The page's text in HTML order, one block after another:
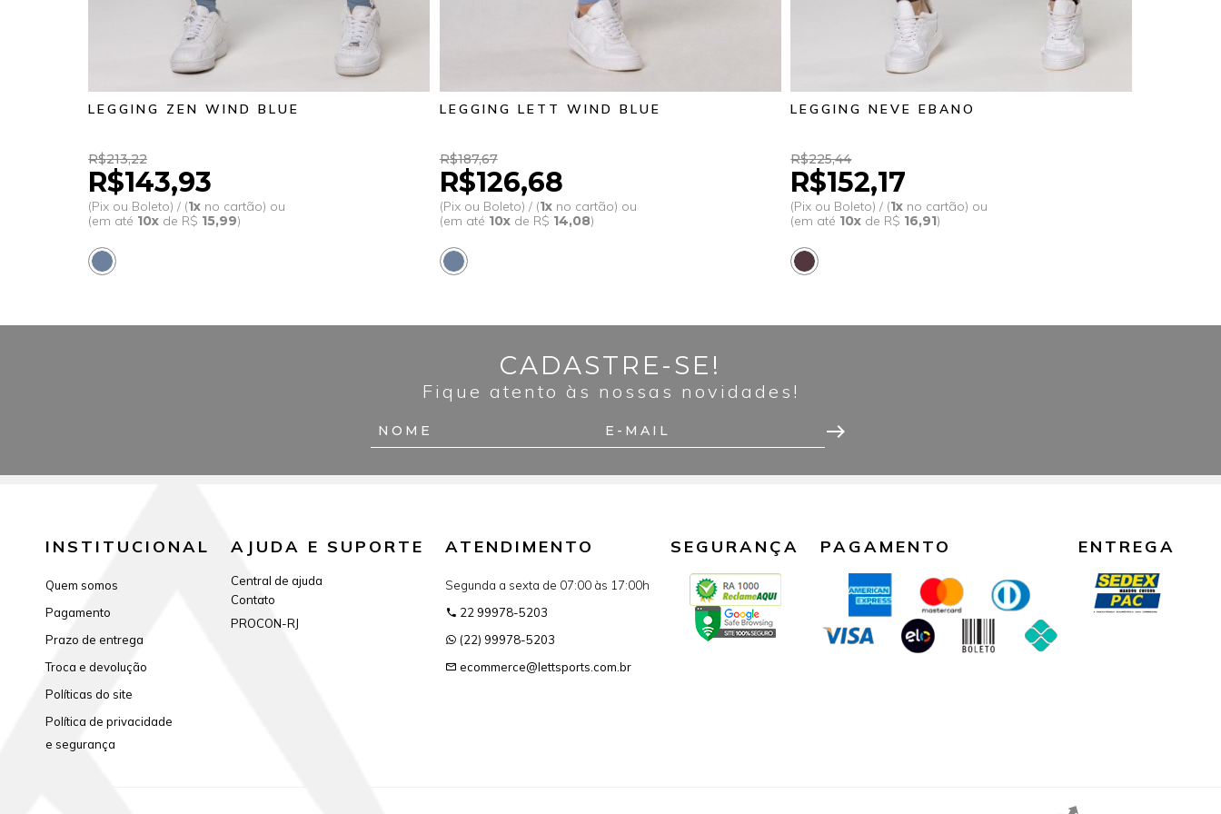
LEGGING ZEN WIND BLUE
R$213,22
R$143,93
(Pix ou Boleto) / (1x no cartão) ou
(em até 10x de R$ 15,99)
LEGGING LETT WIND BLUE
R$187,67
R$126,68
(Pix ou Boleto) / (1xno cartão) ou
(em até 10x de R$ 14,08)
LEGGING NEVE EBANO
R$225,44
R$152,17
(Pix ou Boleto) / (1x no cartão) ou
(em até 10x de R$ 16,91)
CADASTRE-SE!
Fique atento às nossas novidades!
east
INSTITUCIONAL
Quem somos
Pagamento
Prazo de entrega
Troca e devolução
Políticas do site
Política de privacidade
e segurança
AJUDA E SUPORTE
Central de ajuda
Contato
PROCON-RJ
ATENDIMENTO
Segunda a sexta de 07:00 às 17:00h
22 99978-5203
(22) 99978-5203
ecommerce@lettsports.com.br
SEGURANÇA PAGAMENTO ENTREGA